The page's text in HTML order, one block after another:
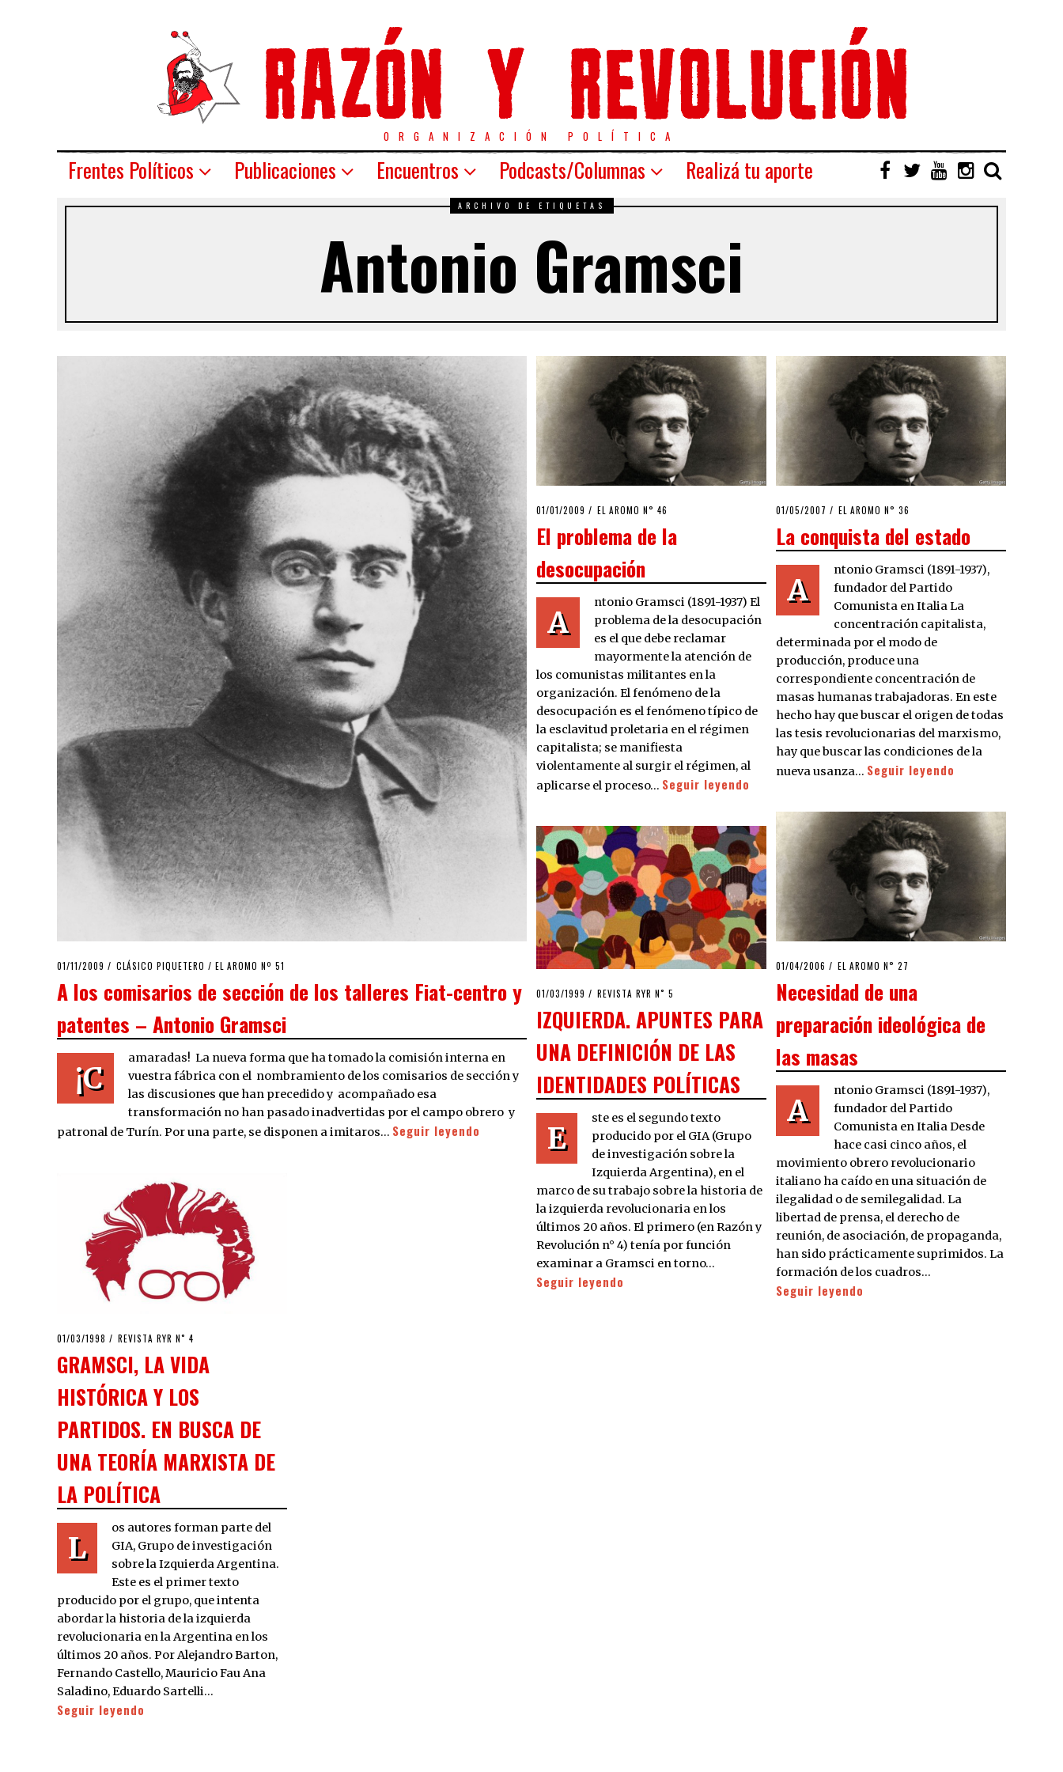
ORGANIZACIÓN POLÍTICA
Frentes Políticos Publicaciones Encuentros Podcasts/Columnas Realizá tu aporte
ARCHIVO DE ETIQUETAS
Antonio Gramsci
POSTED
01/11/2009 25/03/2020
CLÁSICO PIQUETERO / EL AROMO Nº 51
A los comisarios de sección de los talleres Fiat-centro y
patentes – Antonio Gramsci
¡C
amaradas! La nueva forma que ha tomado la comisión interna en
vuestra fábrica con el nombramiento de los comisarios de sección y
las discusiones que han precedido y acompañado esa
transformación no han pasado inadvertidas por el campo obrero y
patronal de Turín. Por una parte, se disponen a imitaros… Seguir leyendo
POSTED
01/01/2009 25/03/2020
EL AROMO N° 46
El problema de la
desocupación
A
ntonio Gramsci (1891-1937) El
problema de la desocupación
es el que debe reclamar
mayormente la atención de
los comunistas militantes en la
organización. El fenómeno de la
desocupación es el fenómeno típico de
la esclavitud proletaria en el régimen
capitalista; se manifiesta
violentamente al surgir el régimen, al
aplicarse el proceso… Seguir leyendo
POSTED
01/05/2007 23/03/2020
EL AROMO N° 36
La conquista del estado
A
ntonio Gramsci (1891-1937),
fundador del Partido
Comunista en Italia La
concentración capitalista,
determinada por el modo de
producción, produce una
correspondiente concentración de
masas humanas trabajadoras. En este
hecho hay que buscar el origen de todas
las tesis revolucionarias del marxismo,
hay que buscar las condiciones de la
nueva usanza… Seguir leyendo
POSTED
01/04/2006 22/03/2020
EL AROMO N° 27
Necesidad de una
preparación ideológica de
las masas
A
ntonio Gramsci (1891-1937),
fundador del Partido
Comunista en Italia Desde
hace casi cinco años, el
movimiento obrero revolucionario
italiano ha caído en una situación de
ilegalidad o de semilegalidad. La
libertad de prensa, el derecho de
reunión, de asociación, de propaganda,
han sido prácticamente suprimidos. La
formación de los cuadros…
Seguir leyendo
POSTED
01/03/1999 03/04/2020
REVISTA RYR N˚ 5
IZQUIERDA. APUNTES PARA
UNA DEFINICIÓN DE LAS
IDENTIDADES POLÍTICAS
E
ste es el segundo texto
producido por el GIA (Grupo
de investigación sobre la
Izquierda Argentina), en el
marco de su trabajo sobre la historia de
la izquierda revolucionaria en los
últimos 20 años. El primero (en Razón y
Revolución n° 4) tenía por función
examinar a Gramsci en torno…
Seguir leyendo
POSTED
01/03/1998 12/04/2020
REVISTA RYR N˚ 4
GRAMSCI, LA VIDA
HISTÓRICA Y LOS
PARTIDOS. EN BUSCA DE
UNA TEORÍA MARXISTA DE
LA POLÍTICA
L
os autores forman parte del
GIA, Grupo de investigación
sobre la Izquierda Argentina.
Este es el primer texto
producido por el grupo, que intenta
abordar la historia de la izquierda
revolucionaria en la Argentina en los
últimos 20 años. Por Alejandro Barton,
Fernando Castello, Mauricio Fau Ana
Saladino, Eduardo Sartelli…
Seguir leyendo